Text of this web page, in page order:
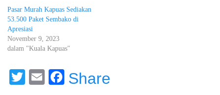
Pasar Murah Kapuas Sediakan
53.500 Paket Sembako di
Apresiasi
November 9, 2023
dalam "Kuala Kapuas"
Twitter
EmailFacebook
Share